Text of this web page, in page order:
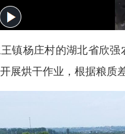
镇杨庄村的湖北省欣
展烘干作业，根据粮质